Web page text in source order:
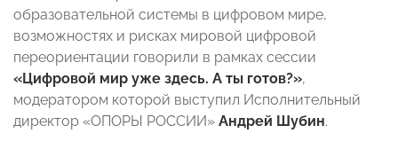
образовательной системы в цифровом мире,
возможностях и рисках мировой цифровой
переориентации говорили в рамках сессии
«Цифровой мир уже здесь. А ты готов?»,
модератором которой выступил Исполнительный
директор «ОПОРЫ РОССИИ» Андрей Шубин.